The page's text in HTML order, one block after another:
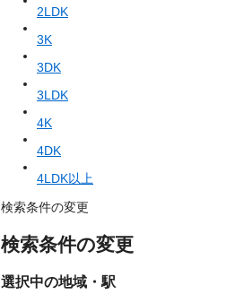
2LDK
3K
3DK
3LDK
4K
4DK
4LDK以上
検索条件の変更
検索条件の変更
選択中の地域・駅